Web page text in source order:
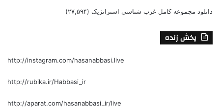
دانلود مجموعه کامل غرب شناسی استراتژیک (۲۷,۵۹۴)
پخش زنده
http://instagram.com/hasanabbasi.live
http://rubika.ir/Habbasi_ir
http://aparat.com/hasanabbasi_ir/live